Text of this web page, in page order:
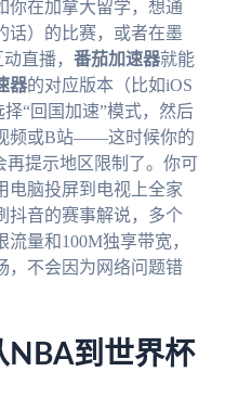
你在加拿大留学，想通
话）的比赛，或者在墨
直播， 番茄加速器就能
器的对应版本（比如iOS
“回国加速”模式，然后
频或B站——这时候你的
再提示地区限制了。你可
电脑投屏到电视上全家
抖音的赛事解说，多个
量和100M独享带宽，
，不会因为网络问题错
NBA到世界杯